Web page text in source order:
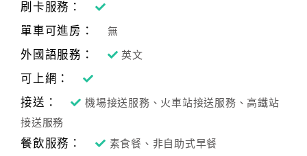
刷卡服務：
單車可進房：
無
外國語服務： 英文
可上網：
接送：
機場接送服務、火車站接送服務、高鐵站
接送服務
餐飲服務： 素食餐、非自助式早餐